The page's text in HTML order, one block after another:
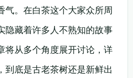
气。在白茶这个大家众所周
隐藏着许多人不熟知的故事
将从多个角度展开讨论，详
到底是古老茶树还是新鲜出